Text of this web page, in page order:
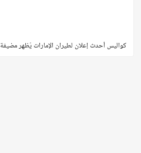
كواليس أحدث إعلان لطيران الإمارات يُظهر